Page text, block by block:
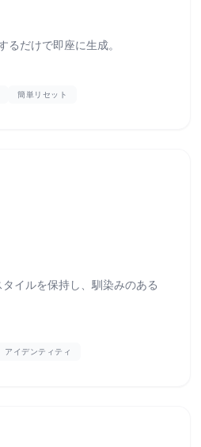
るだけで即座に生成。
簡単リセット
イルを保持し、馴染みのある
アイデンティティ